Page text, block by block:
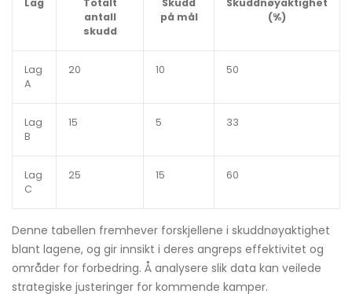
Lag
Totalt
antall
skudd
Skudd
på mål
Skuddnøyaktighet
(%)
Lag
A
20 10 50
Lag
B
15 5 33
Lag
C
25 15 60
Denne tabellen fremhever forskjellene i skuddnøyaktighet
blant lagene, og gir innsikt i deres angreps effektivitet og
områder for forbedring. Å analysere slik data kan veilede
strategiske justeringer for kommende kamper.